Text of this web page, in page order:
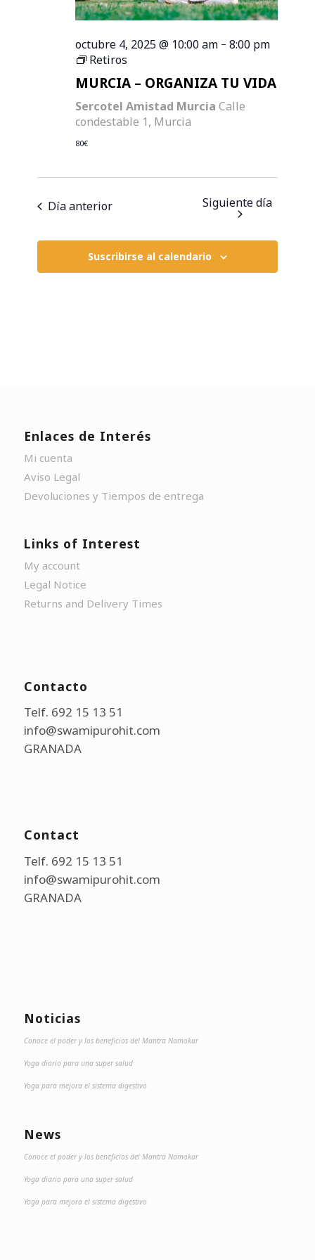
octubre 4, 2025 @ 10:00 am -8:00 pm
Retiros
MURCIA – ORGANIZA TU VIDA
Sercotel Amistad MurciaCalle
condestable 1, Murcia
80€
Día anterior Siguiente día
Suscribirse al calendario
Enlaces de Interés
Mi cuenta
Aviso Legal
Devoluciones y Tiempos de entrega
Links of Interest
My account
Legal Notice
Returns and Delivery Times
Contacto
Telf. 692 15 13 51
info@swamipurohit.com
GRANADA
Contact
Telf. 692 15 13 51
info@swamipurohit.com
GRANADA
Noticias
Conoce el poder y los beneficios del Mantra Namokar
Yoga diario para una super salud
Yoga para mejora el sistema digestivo
News
Conoce el poder y los beneficios del Mantra Namokar
Yoga diario para una super salud
Yoga para mejora el sistema digestivo